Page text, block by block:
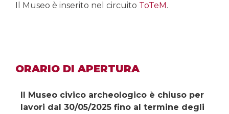
Il Museo è inserito nel circuito ToTeM .
ORARIO DI APERTURA
Il Museo civico archeologico è chiuso per
lavori dal 30/05/2025 fino al termine degli